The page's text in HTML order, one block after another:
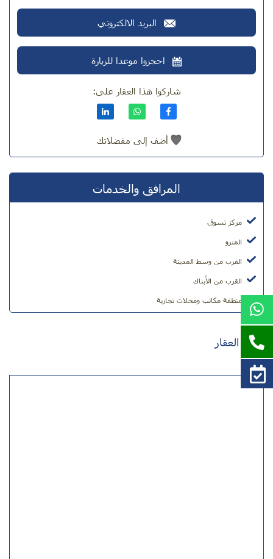
البريد الالكتروني
احجزوا موعدا للزيارة
شاركوا هذا العقار على:
أضف إلى مفضلاتك
المرافق والخدمات
مركز تسوق
المترو
القرب من وسط المدينة
القرب من الأبناك
منطقة مكاتب ومحلات تجارية
موقع العقار